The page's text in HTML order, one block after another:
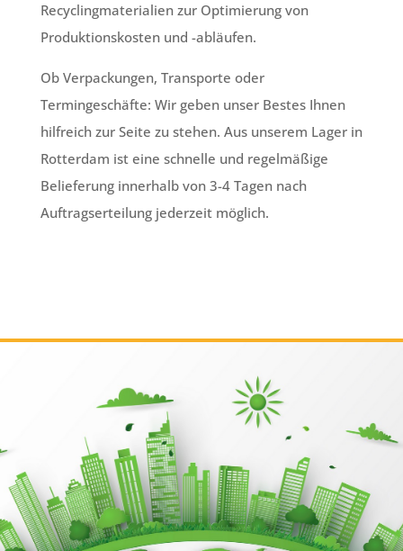
Recyclingmaterialien zur Optimierung von
Produktionskosten und -abläufen.
Ob Verpackungen, Transporte oder
Termingeschäfte: Wir geben unser Bestes Ihnen
hilfreich zur Seite zu stehen. Aus unserem Lager in
Rotterdam ist eine schnelle und regelmäßige
Belieferung innerhalb von 3-4 Tagen nach
Auftragserteilung jederzeit möglich.